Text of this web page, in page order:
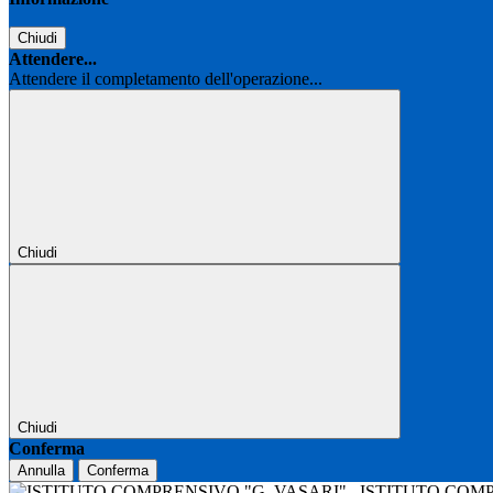
Chiudi
Attendere...
Attendere il completamento dell'operazione...
Chiudi
Chiudi
Conferma
Annulla Conferma